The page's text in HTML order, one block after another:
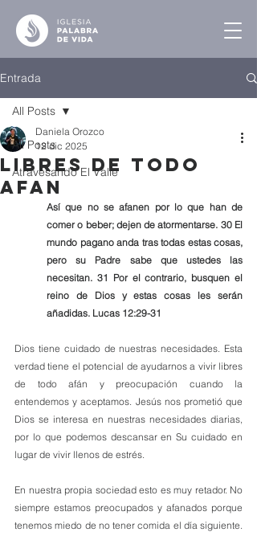
Entrada
All Posts
Atravesando El Valle
All Posts
Libres de Todo
Afan
Daniela Orozco
12 dic 2025
Así que no se afanen por lo que han de
comer o beber; dejen de atormentarse. 30 El
mundo pagano anda tras todas estas cosas,
pero su Padre sabe que ustedes las
necesitan. 31 Por el contrario, busquen el
reino de Dios y estas cosas les serán
añadidas. Lucas 12:29-31
Dios tiene cuidado de nuestras necesidades. Esta
verdad tiene el potencial de ayudarnos a vivir libres
de todo afán y preocupación cuando la
entendemos y aceptamos. Jesús nos prometió que
Dios se interesa en nuestras necesidades diarias,
por lo que podemos descansar en Su cuidado en
lugar de vivir llenos de estrés.
En nuestra propia sociedad esto es muy retador. No
siempre estamos preocupados y afanados porque
tenemos miedo de no tener comida el día siguiente.